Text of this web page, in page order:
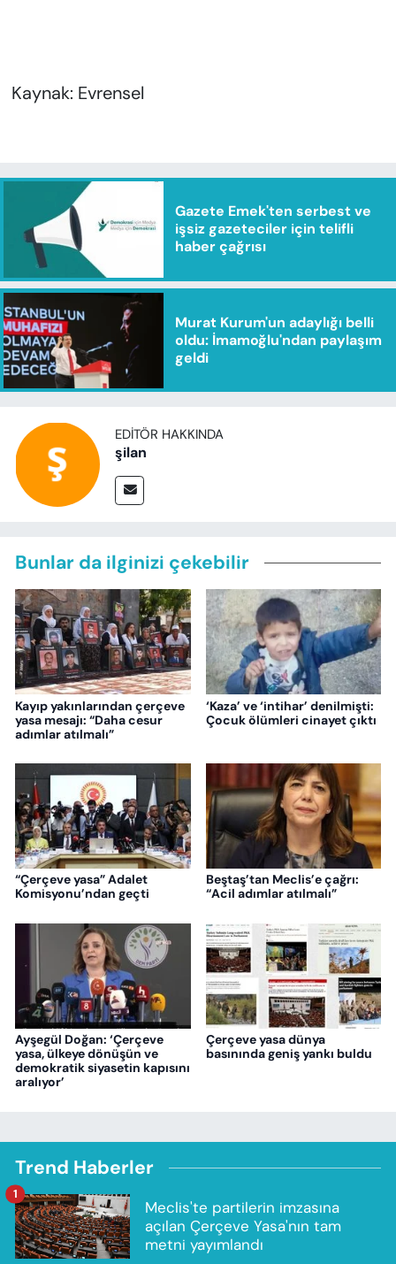
Kaynak: Evrensel
Gazete Emek'ten serbest ve
işsiz gazeteciler için telifli
haber çağrısı
Murat Kurum'un adaylığı belli
oldu: İmamoğlu'ndan paylaşım
geldi
EDITÖR HAKKINDA
şilan
Bunlar da ilginizi çekebilir
Kayıp yakınlarından çerçeve
yasa mesajı: “Daha cesur
adımlar atılmalı”
‘Kaza’ ve ‘intihar’ denilmişti:
Çocuk ölümleri cinayet çıktı
“Çerçeve yasa” Adalet
Komisyonu’ndan geçti
Beştaş’tan Meclis’e çağrı:
“Acil adımlar atılmalı”
Ayşegül Doğan: ‘Çerçeve
yasa, ülkeye dönüşün ve
demokratik siyasetin kapısını
aralıyor’
Çerçeve yasa dünya
basınında geniş yankı buldu
Trend Haberler
Meclis'te partilerin imzasına
açılan Çerçeve Yasa'nın tam
metni yayımlandı
1